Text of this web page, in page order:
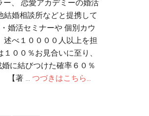
、 恋愛アカデミーの婚活
結婚相談所などと提携して
婚活セミナーや 個別カウ
述べ１００００人以上を担
００％お見合いに至り、
に結びつけた確率６０％
【著 … つづきはこちら...